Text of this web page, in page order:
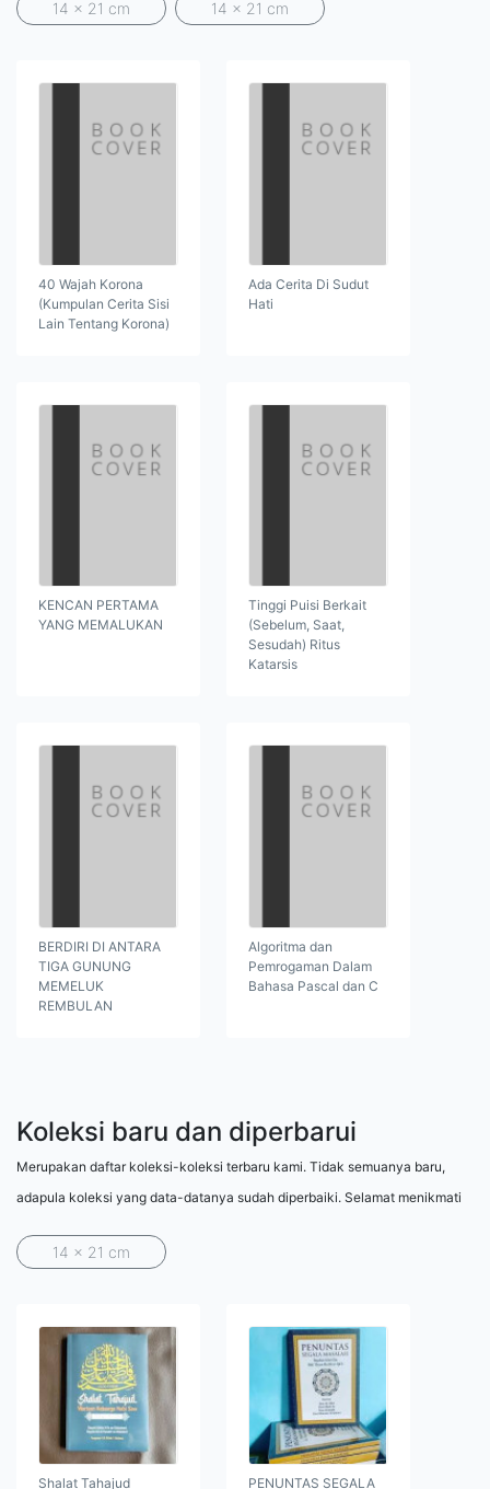
14 x 21 cm 14 x 21 cm
40 Wajah Korona
(Kumpulan Cerita Sisi
Lain Tentang Korona)
Ada Cerita Di Sudut
Hati
KENCAN PERTAMA
YANG MEMALUKAN
Tinggi Puisi Berkait
(Sebelum, Saat,
Sesudah) Ritus
Katarsis
BERDIRI DI ANTARA
TIGA GUNUNG
MEMELUK
REMBULAN
Algoritma dan
Pemrogaman Dalam
Bahasa Pascal dan C
Koleksi baru dan diperbarui
Merupakan daftar koleksi-koleksi terbaru kami. Tidak semuanya baru,
adapula koleksi yang data-datanya sudah diperbaiki. Selamat menikmati
14 x 21 cm
Shalat Tahajud PENUNTAS SEGALA